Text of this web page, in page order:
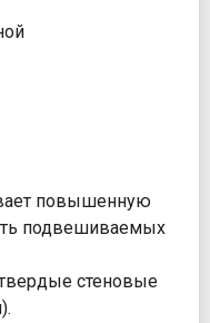
повышенную
подвешиваемых
стеновые